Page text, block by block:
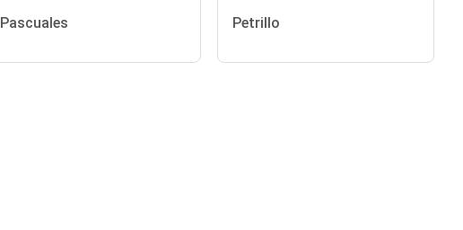
Pascuales Petrillo